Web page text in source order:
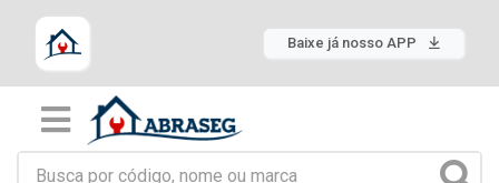
Baixe já nosso APP